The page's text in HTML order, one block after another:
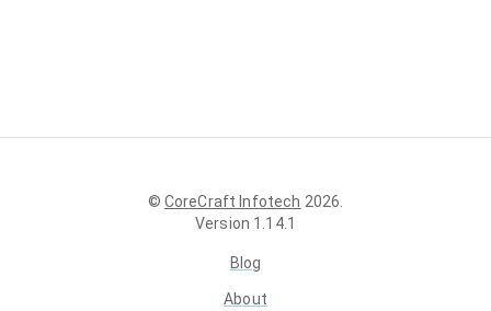
© CoreCraft Infotech 2026
Version 1.14.1
Blog
About